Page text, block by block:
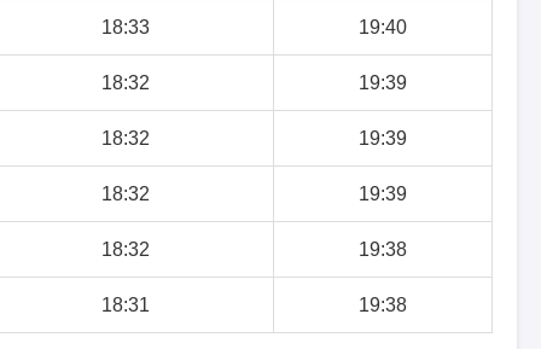
18:33 19:40
18:32 19:39
18:32 19:39
18:32 19:39
18:32 19:38
18:31 19:38